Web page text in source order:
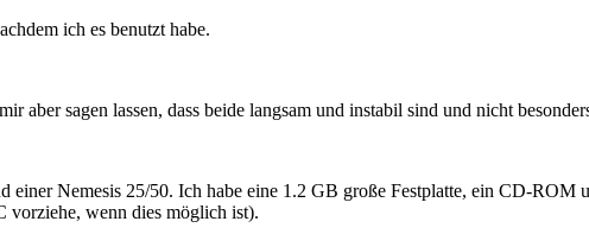
ich es benutzt habe.
aber sagen lassen, dass beide langsam und instabil sind und nicht
einer Nemesis 25/50. Ich habe eine 1.2 GB große Festplatte, ein CD-
vorziehe, wenn dies möglich ist).